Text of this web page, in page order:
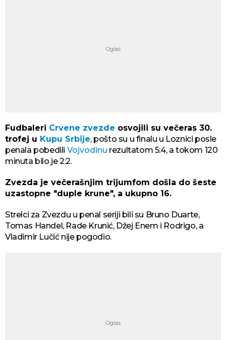
Fudbaleri Crvene zvezde osvojili su večeras 30.
trofej u Kupu Srbije, pošto su u finalu u Loznici posle
penala pobedili Vojvodinu rezultatom 5:4, a tokom 120
minuta bilo je 2:2.
Zvezda je večerašnjim trijumfom došla do šeste
uzastopne "duple krune", a ukupno 16.
Strelci za Zvezdu u penal seriji bili su Bruno Duarte,
Tomas Handel, Rade Krunić, Džej Enem i Rodrigo, a
Vladimir Lučić nije pogodio.